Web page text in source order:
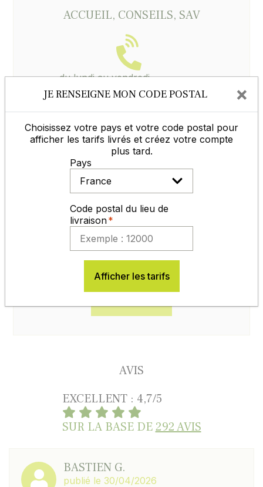
ACCUEIL, CONSEILS, SAV
du lundi au vendredi
de 8h30 à 12h et de 14h à 17h30
Contactez-nous
MODES DE RÈGLEMENT
AVIS
EXCELLENT : 4,7/5
SUR LA BASE DE292 AVIS
BASTIEN G.
publié le 30/04/2026
JE RENSEIGNE MON CODE POSTAL ×
Choisissez votre pays et votre code postal pour
afficher les tarifs livrés et créez votre compte
plus tard.
Pays
Code postal du lieu de
livraison
Afficher les tarifs